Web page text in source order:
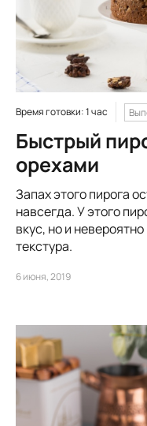
Время готовки: 1 час
Быстрый
орехами
Запах этого пирога
навсегда. У этого
вкус, но и
текстура.
6 июня, 2019